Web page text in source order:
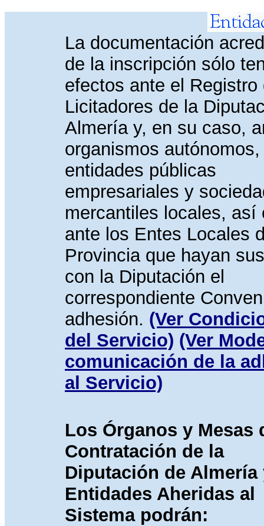
La documentación
de la inscripción sólo
efectos ante el Registro
Licitadores de la
Almería y, en su caso,
organismos autónomos,
entidades públicas
empresariales y
mercantiles locales, así
ante los Entes Locales
Provincia que hayan
con la Diputación el
correspondiente
adhesión. (Ver
del Servicio) (Ver
comunicación de la
al Servicio)
Los Órganos y Mesas
Contratación de la
Diputación de Almería
Entidades Aheridas al
Sistema podrán: